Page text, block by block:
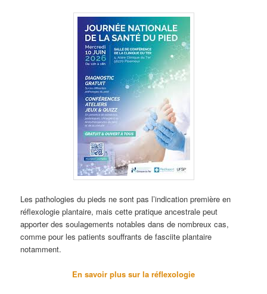
Les pathologies du pieds ne sont pas l’indication première en
réflexologie plantaire, mais cette pratique ancestrale peut
apporter des soulagements notables dans de nombreux cas,
comme pour les patients souffrants de fasciite plantaire
notamment.
En savoir plus sur la réflexologie